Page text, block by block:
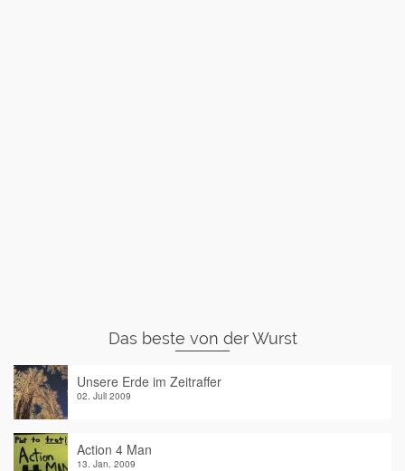
Das beste von der Wurst
Unsere Erde im Zeitraffer
02. Juli 2009
Action 4 Man
13. Jan. 2009